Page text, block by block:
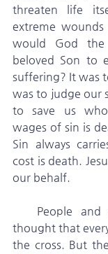
threaten life
extreme
would God
beloved Son to
suffering? It was
was to judge our
to save us
wages of sin is
Sin always
cost is death.
our behalf.
thought that
the cross. But